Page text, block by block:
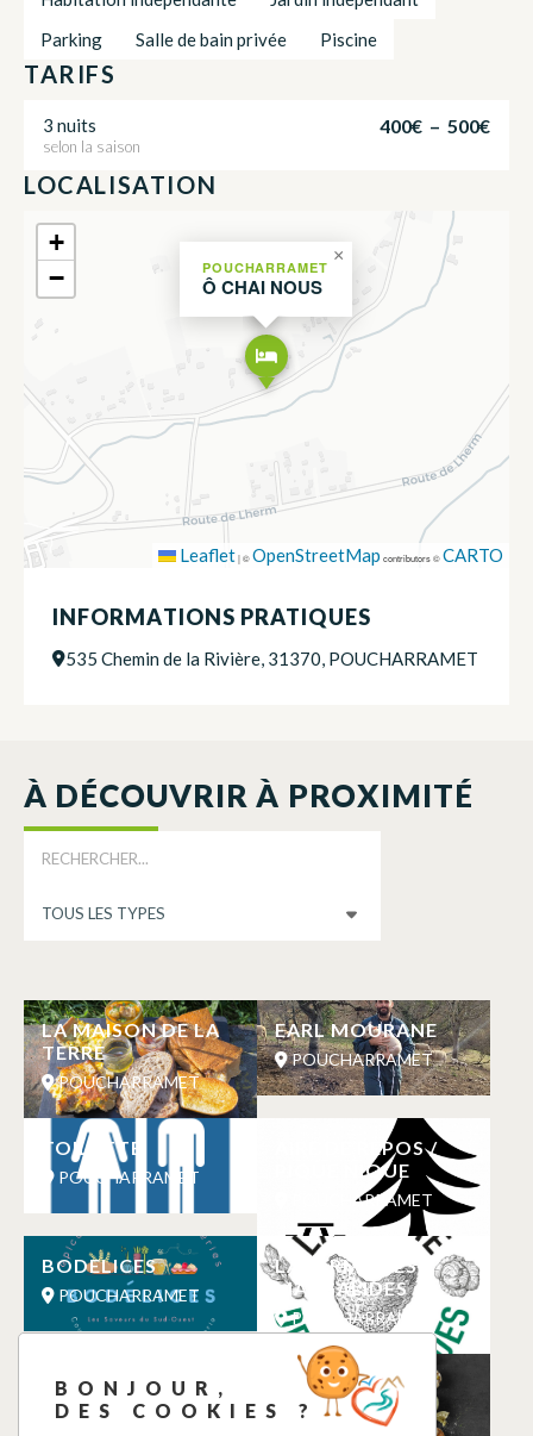
Parking
Salle de bain privée Piscine
TARIFS
3 nuits 400€ – 500€
selon la saison
LOCALISATION
POUCHARRAMET
Ô CHAI NOUS
×
+
−
Leaflet|©OpenStreetMap contributors ©CARTO
INFORMATIONS PRATIQUES
535 Chemin de la Rivière, 31370, POUCHARRAMET
À DÉCOUVRIR À PROXIMITÉ
LA MAISON DE LA
TERRE
POUCHARRAMET
EARL MOURANE
POUCHARRAMET
TOILETTE
POUCHARRAMET
AIRE DE REPOS /
PIQUE NIQUE
POUCHARRAMET
BODELICES
POUCHARRAMET
LA FERME DES
MARGALIDES
POUCHARRAMET
TERRE DE
SABONNÈRES
LABODELICES
POUCHARRAMET
BONJOUR,
DES COOKIES ?